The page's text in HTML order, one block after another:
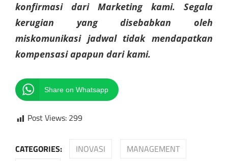
konfirmasi dari Marketing kami. Segala
kerugian yang disebabkan oleh
miskomunikasi jadwal tidak mendapatkan
kompensasi apapun dari kami.
Share on Whatsapp
Post Views: 299
CATEGORIES: INOVASI
MANAGEMENT